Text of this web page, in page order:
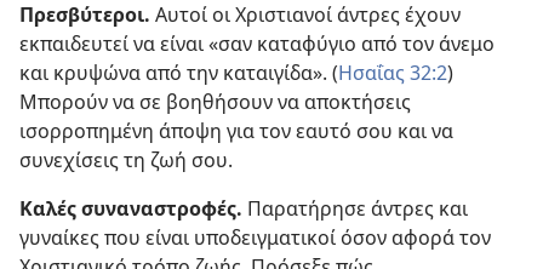
Πρεσβύτεροι. Αυτοί οι Χριστιανοί άντρες έχουν
εκπαιδευτεί να είναι «σαν καταφύγιο από τον άνεμο
και κρυψώνα από την καταιγίδα». (Ησαΐας 32:2)
Μπορούν να σε βοηθήσουν να αποκτήσεις
ισορροπημένη άποψη για τον εαυτό σου και να
συνεχίσεις τη ζωή σου.
Καλές συναναστροφές. Παρατήρησε άντρες και
γυναίκες που είναι υποδειγματικοί όσον αφορά τον